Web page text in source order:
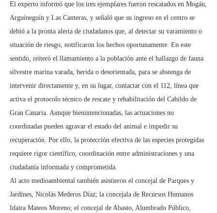
El experto informó que los tres ejemplares fueron rescatados en Mogán,
Arguineguín y Las Canteras, y señaló que su ingreso en el centro se
debió a la pronta alerta de ciudadanos que, al detectar su varamiento o
situación de riesgo, notificaron los hechos oportunamente. En este
sentido, reiteró el llamamiento a la población ante el hallazgo de fauna
silvestre marina varada, herida o desorientada, para se abstenga de
intervenir directamente y, en su lugar, contactar con el 112, línea que
activa el protocolo técnico de rescate y rehabilitación del Cabildo de
Gran Canaria. Aunque bienintencionadas, las actuaciones no
coordinadas pueden agravar el estado del animal e impedir su
recuperación. Por ello, la protección efectiva de las especies protegidas
requiere rigor científico, coordinación entre administraciones y una
ciudadanía informada y comprometida.
Al acto medioambiental también asistieron el concejal de Parques y
Jardines, Nicolás Mederos Díaz; la concejala de Recursos Humanos
Idaira Mateos Moreno; el concejal de Abasto, Alumbrado Público,